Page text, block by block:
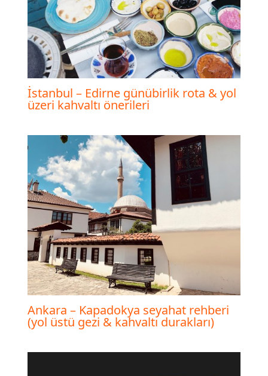
İstanbul – Edirne günübirlik rota & yol
üzeri kahvaltı önerileri
Ankara – Kapadokya seyahat rehberi
(yol üstü gezi & kahvaltı durakları)